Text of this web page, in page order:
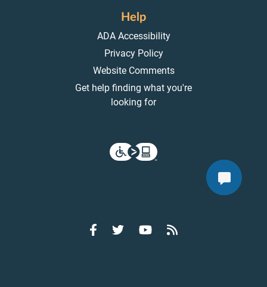
Help
ADA Accessibility
Privacy Policy
Website Comments
Get help finding what you're
looking for